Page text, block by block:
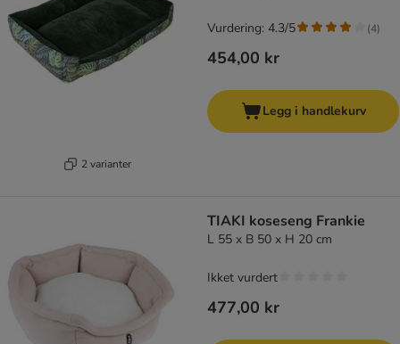
2 varianter
454,00 kr
Vurdering: 4.3/5 (4)
Legg i handlekurv
TIAKI koseseng Frankie
L 55 x B 50 x H 20 cm
477,00 kr
Ikket vurdert